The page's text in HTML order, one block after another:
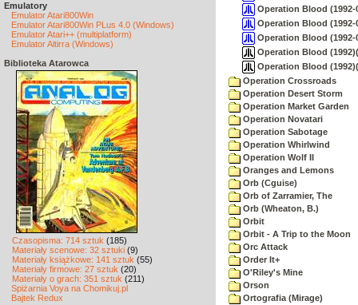
Emulatory
Emulator Atari800Win
Emulator Atari800Win PLus 4.0 (Windows)
Emulator Atari++ (multiplatform)
Emulator Altirra (Windows)
Biblioteka Atarowca
Czasopisma: 714 sztuk (185)
Materiały scenowe: 32 sztuki (9)
Materiały książkowe: 141 sztuk (55)
Materiały firmowe: 27 sztuk (20)
Materiały o grach: 351 sztuk (211)
Spiżarnia Voya na Chomikuj.pl
Bajtek Redux
Operation Blood (1992-
Operation Blood (1992-
Operation Blood (1992-
Operation Blood
Operation Blood
Operation Crossroads
Operation Desert Storm
Operation Market Garden
Operation Novatari
Operation Sabotage
Operation Whirlwind
Operation Wolf II
Oranges and Lemons
Orb (Cguise)
Orb of Zarramier, The
Orb (Wheaton, B.)
Orbit
Orbit - A Trip to the Moon
Orc Attack
Order It+
O'Riley's Mine
Orson
Ortografia (Mirage)